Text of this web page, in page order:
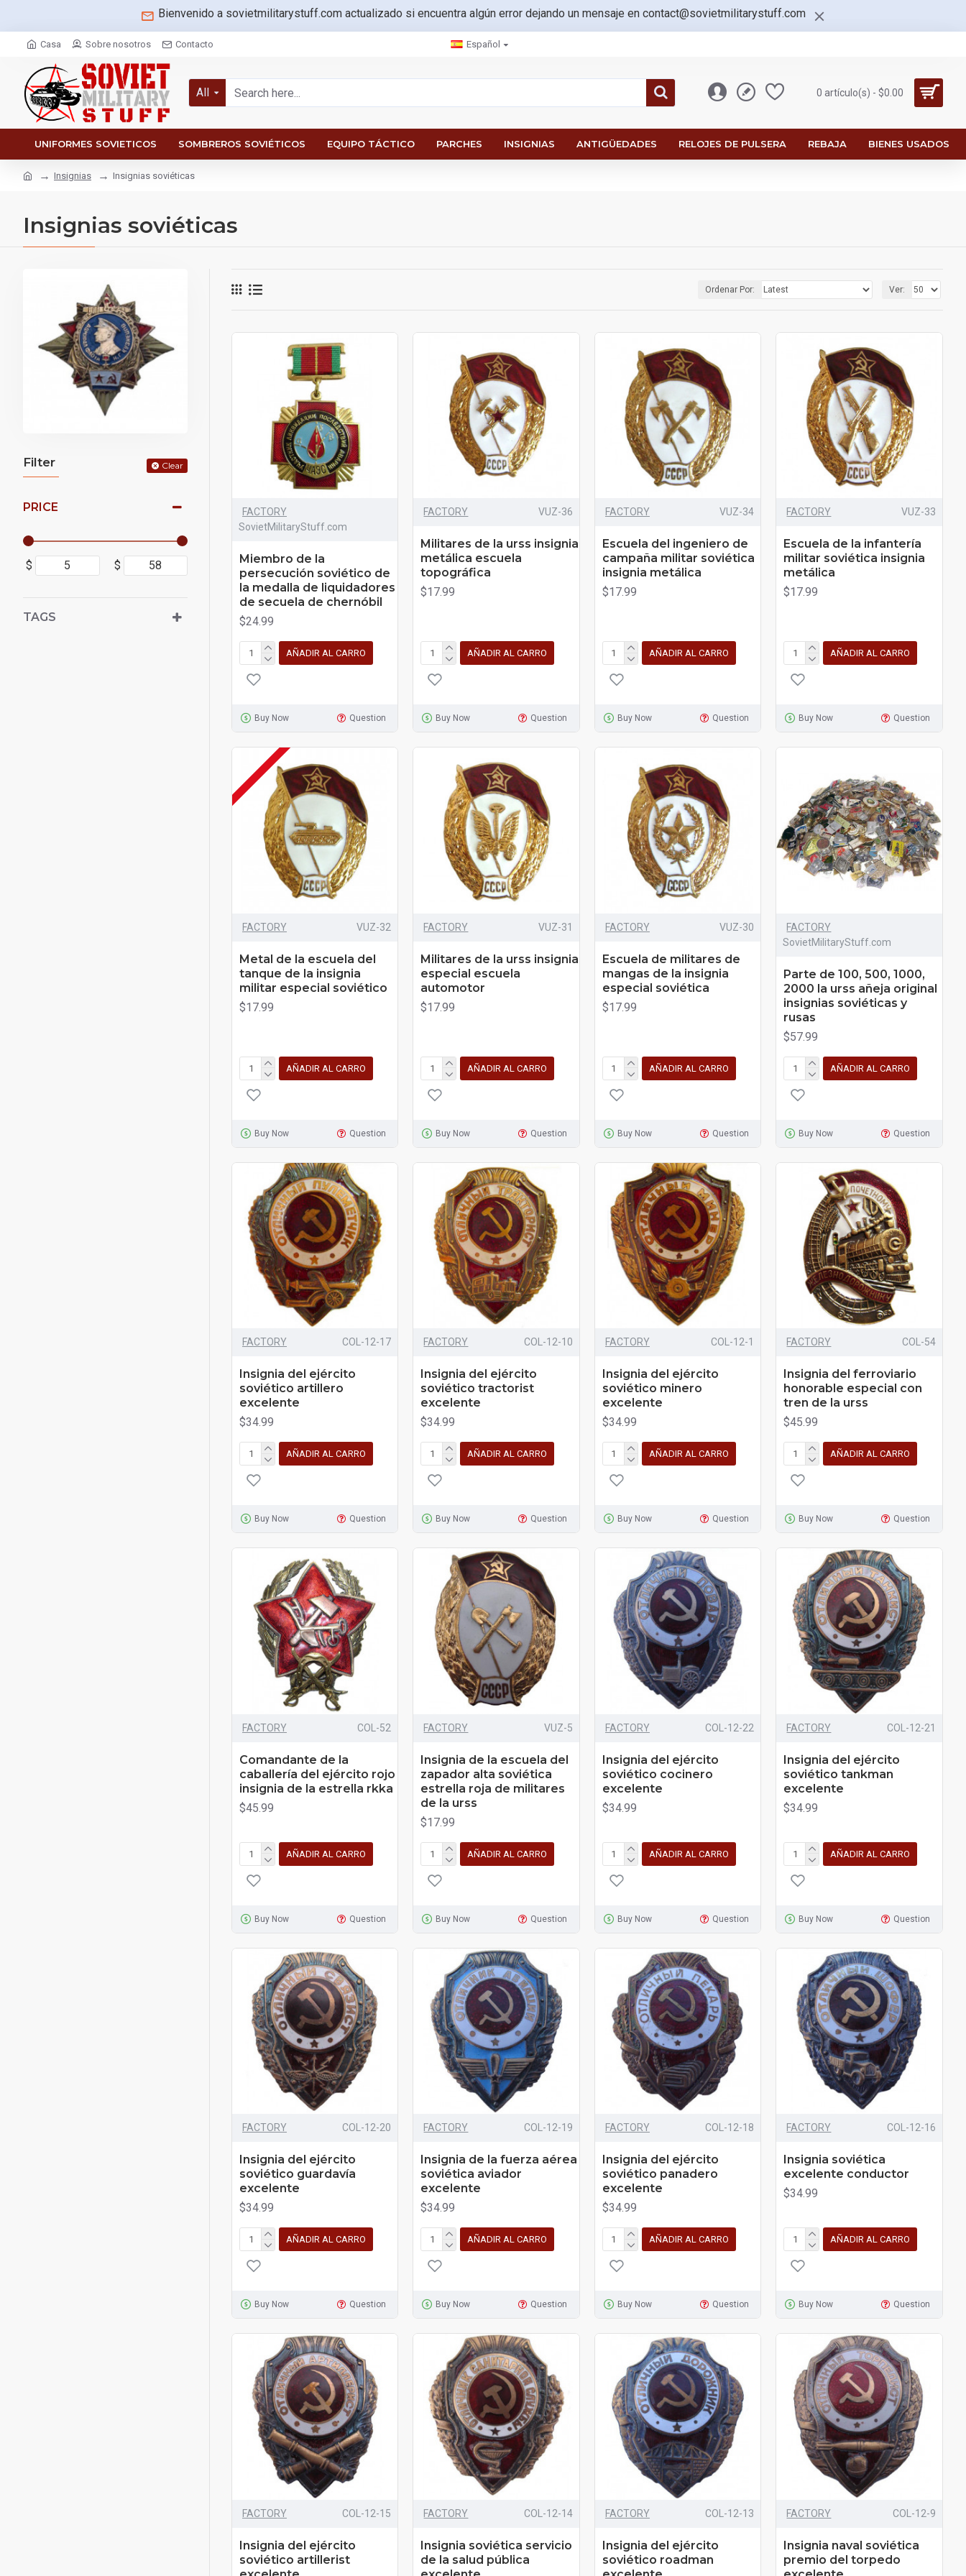
Bienvenido a sovietmilitarystuff.com actualizado si encuentra algún error dejando un mensaje en contact@sovietmilitarystuff.com
Casa Sobre nosotros Contacto Español
All 0 artículo(s) - $0.00
UNIFORMES SOVIETICOS SOMBREROS SOVIÉTICOS EQUIPO TÁCTICO PARCHES INSIGNIAS ANTIGÜEDADES RELOJES DE PULSERA REBAJA BIENES USADOS
Insignias Insignias soviéticas
Insignias soviéticas
Filter Clear
PRICE
$ $
TAGS
Ordenar Por: Ver:
FACTORY
SovietMilitaryStuff.com
Miembro de la
persecución soviético de
la medalla de liquidadores
de secuela de chernóbil
$24.99
AÑADIR AL CARRO
Buy Now Question
FACTORY VUZ-36
Militares de la urss insignia
metálica escuela
topográfica
$17.99
AÑADIR AL CARRO
Buy Now Question
FACTORY VUZ-34
Escuela del ingeniero de
campaña militar soviética
insignia metálica
$17.99
AÑADIR AL CARRO
Buy Now Question
FACTORY VUZ-33
Escuela de la infantería
militar soviética insignia
metálica
$17.99
AÑADIR AL CARRO
Buy Now Question
FACTORY VUZ-32
Metal de la escuela del
tanque de la insignia
militar especial soviético
$17.99
AÑADIR AL CARRO
Buy Now Question
FACTORY VUZ-31
Militares de la urss insignia
especial escuela
automotor
$17.99
AÑADIR AL CARRO
Buy Now Question
FACTORY VUZ-30
Escuela de militares de
mangas de la insignia
especial soviética
$17.99
AÑADIR AL CARRO
Buy Now Question
FACTORY
SovietMilitaryStuff.com
Parte de 100, 500, 1000,
2000 la urss añeja original
insignias soviéticas y
rusas
$57.99
AÑADIR AL CARRO
Buy Now Question
FACTORY COL-12-17
Insignia del ejército
soviético artillero
excelente
$34.99
AÑADIR AL CARRO
Buy Now Question
FACTORY COL-12-10
Insignia del ejército
soviético tractorist
excelente
$34.99
AÑADIR AL CARRO
Buy Now Question
FACTORY COL-12-1
Insignia del ejército
soviético minero
excelente
$34.99
AÑADIR AL CARRO
Buy Now Question
FACTORY COL-54
Insignia del ferroviario
honorable especial con
tren de la urss
$45.99
AÑADIR AL CARRO
Buy Now Question
FACTORY COL-52
Comandante de la
caballería del ejército rojo
insignia de la estrella rkka
$45.99
AÑADIR AL CARRO
Buy Now Question
FACTORY VUZ-5
Insignia de la escuela del
zapador alta soviética
estrella roja de militares
de la urss
$17.99
AÑADIR AL CARRO
Buy Now Question
FACTORY COL-12-22
Insignia del ejército
soviético cocinero
excelente
$34.99
AÑADIR AL CARRO
Buy Now Question
FACTORY COL-12-21
Insignia del ejército
soviético tankman
excelente
$34.99
AÑADIR AL CARRO
Buy Now Question
FACTORY COL-12-20
Insignia del ejército
soviético guardavía
excelente
$34.99
AÑADIR AL CARRO
Buy Now Question
FACTORY COL-12-19
Insignia de la fuerza aérea
soviética aviador
excelente
$34.99
AÑADIR AL CARRO
Buy Now Question
FACTORY COL-12-18
Insignia del ejército
soviético panadero
excelente
$34.99
AÑADIR AL CARRO
Buy Now Question
FACTORY COL-12-16
Insignia soviética
excelente conductor
$34.99
AÑADIR AL CARRO
Buy Now Question
FACTORY COL-12-15
Insignia del ejército
soviético artillerist
FACTORY COL-12-14
Insignia soviética servicio
de la salud pública
FACTORY COL-12-13
Insignia del ejército
soviético roadman
FACTORY COL-12-9
Insignia naval soviética
premio del torpedo